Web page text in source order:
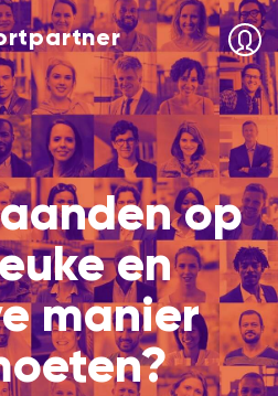
op
en
manier